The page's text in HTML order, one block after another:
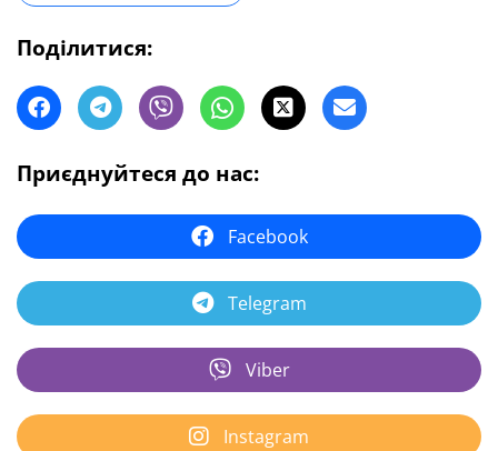
Поділитися:
Приєднуйтеся до нас:
Facebook
Telegram
Viber
Instagram